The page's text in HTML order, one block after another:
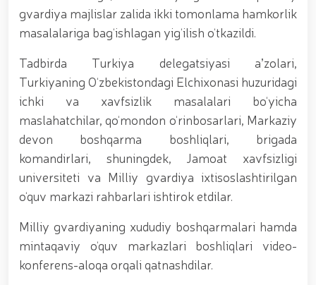
O‘zbekiston Milliy kino san'ati saroyida Milliy
gvardiya tizimidagi yoshlar bilan uchrashuv bo‘lib
o‘tdi. // Bayram kunlarida xavfsizlik toʻliq taʼminlandi
// Navroʻz shukuhi: otliq paradlar tashkil etildi //
“Navroʻzni ulugʻlash – insonni ulugʻlashdir!” shiori
ostida bayram sayli // Askarlar kasb-hunar
sertifikatlariga ega boʻldi // Qahramonlar xotirasi
yod etildi // Strandja turnirida Milliy gvardiya harbiy
xizmatchisi Navbahor Hamidova oltin medalni qoʻlga
kiritdi. // Iroda Ismoilova «Sodiq xizmatlari uchun»
medali bilan taqdirlandi. // O‘zbekiston Qurolli
Kuchlarida kibersport, dron va robot texnologiyalari
yo‘nalishlari rivojlantiriladi // Andijon viloyatida
Respublika ishchi guruhining yoshlar bilan uchrashuvi
sertifikatlar topshirildi. // Milliy gvardiya
qo‘mondoni, general-polkovnik B.Tashmatov
poytaxtimizdagi manzilli ishlari davomida yoshlar
bilan uchrashib, ular bilan ochiq muloqot o‘tkazdi. //
gvardiya majlislar zalida ikki tomonlama hamkorlik
masalalariga bag‘ishlagan yig‘ilish o‘tkazildi.
Tadbirda Turkiya delegatsiyasi aʼzolari,
Turkiyaning O‘zbekistondagi Elchixonasi huzuridagi
ichki va xavfsizlik masalalari bo‘yicha
maslahatchilar, qo‘mondon o‘rinbosarlari, Markaziy
devon boshqarma boshliqlari, brigada
komandirlari, shuningdek, Jamoat xavfsizligi
universiteti va Milliy gvardiya ixtisoslashtirilgan
o‘quv markazi rahbarlari ishtirok etdilar.
Milliy gvardiyaning xududiy boshqarmalari hamda
mintaqaviy o‘quv markazlari boshliqlari video-
konferens-aloqa orqali qatnashdilar.